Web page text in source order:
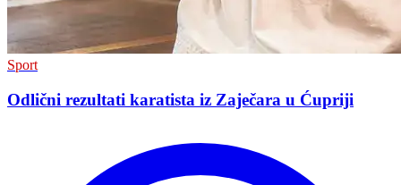
Sport
Odlični rezultati karatista iz Zaječara u Ćupriji